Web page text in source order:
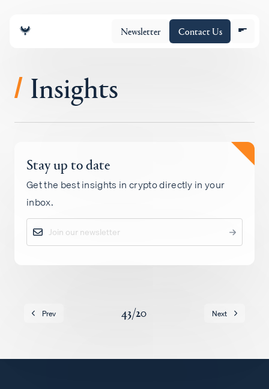
Newsletter Contact Us
チーム
ポートフォリオ
Insights
Policy
/ Insights
Prev 43/20 Next
Stay up to date
Get the best insights in crypto directly in your
inbox.